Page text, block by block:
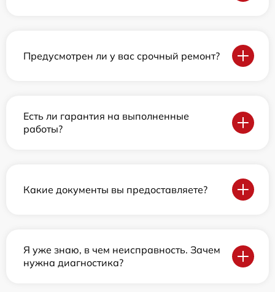
Предусмотрен ли у вас срочный ремонт?
Есть ли гарантия на выполненные
работы?
Какие документы вы предоставляете?
Я уже знаю, в чем неисправность. Зачем
нужна диагностика?